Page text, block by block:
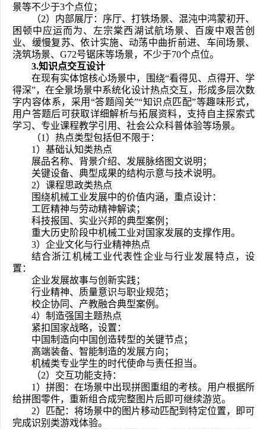
景等不少于3个点位；
（2）内部展厅：序厅、打铁场景、混沌中鸿蒙初开、
困顿中应运而为、左宗棠西湖试航场景、百废中艰苦创
业、缓慢复苏、依计实施、动荡中曲折前进、车间场景、
浇筑场景、G72号锯床等场景，不少于70
3.知识点交互设计
在现有实体馆核心场景中，围绕“看得见、点得开、学
得深”，在全景场景中系统化设计热点交互，形成多层次数
字内容体系，采用“答题闯关”“知识点匹配”等趣味形式，
用户答题后可获取详细解析与拓展资料，支持自主探索式
学习、专业课程教学引用、社会公众科普体验等场景。
（1）热点类型包括但不限于：
1）基础认知类热点
展品名称、背景介绍、发展脉络图文说明；
关键设备、典型成果的结构示意与技术说明。
2）课程思政类热点
围绕机械工业发展中的价值内涵，重点设计：
工匠精神与劳动精神解读；
科技报国、实业兴邦的典型案例；
重大历史阶段中机械工业对国家发展的支撑作用。
3）企业文化与行业精神热点
结合浙江机械工业代表性企业与行业发展特点，设
置：
企业发展故事与创新实践；
行业精神、质量意识与职业规范；
校企协同、产教融合典型案例。
4）制造强国主题热点
紧扣国家战略，设置：
中国制造向中国创造转型的关键节点；
高端装备、智能制造的发展方向；
机械类专业学生的时代使命与责任担当。
（2）交互功能支持：
1）拼图：在场景中出现拼图重组的考核。用户根据所
给拼图零件，重新组合成完整图片后即可继续游览。
2）匹配：将场景中的图片移动匹配到特定位置，即可
完成识别类游戏体验。